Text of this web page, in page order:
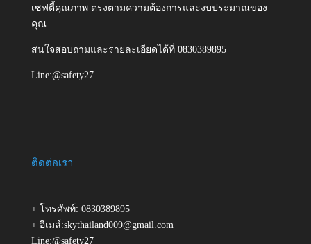
เซฟตี้คุณภาพ ตรงตามความต้องการและงบประมาณของ
คุณ
สนใจสอบถามและรายละเอียดได้ที่ 0830389895
Line:@safety27
ติดต่อเรา
+ โทรศัพท์: 0830389895
+ อีเมล์:skythailand009@gmail.com
Line:@safety27